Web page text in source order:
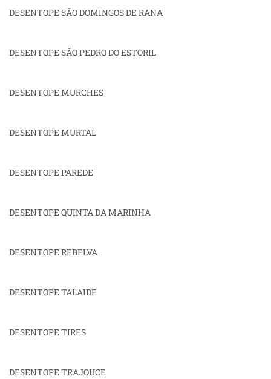
DESENTOPE SÃO DOMINGOS DE RANA
DESENTOPE SÃO PEDRO DO ESTORIL
DESENTOPE MURCHES
DESENTOPE MURTAL
DESENTOPE PAREDE
DESENTOPE QUINTA DA MARINHA
DESENTOPE REBELVA
DESENTOPE TALAIDE
DESENTOPE TIRES
DESENTOPE TRAJOUCE